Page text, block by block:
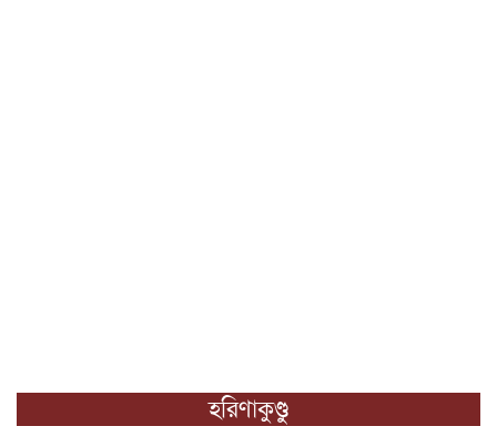
হরিণাকুণ্ডু